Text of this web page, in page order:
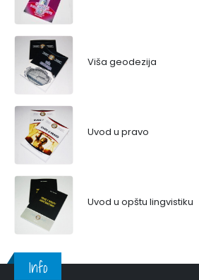
Viša geodezija
Uvod u pravo
Uvod u opštu lingvistiku
Info